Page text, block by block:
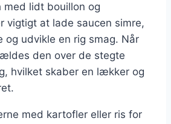
med lidt bouillon og
vigtigt at lade saucen simre,
og udvikle en rig smag. Når
den over de stegte
hvilket skaber en lækker og
med kartofler eller ris for